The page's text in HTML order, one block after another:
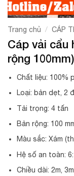
Trang chủ / CÁP
Cáp vải cẩu
rộng 100mm)
Chất liệu: 100%
Loại: bản dẹt, 2
Tải trọng: 4 tấn
Bản rộng: 100
Màu sắc: Xám
Hệ số an toàn:
Chiều dài: 2m,